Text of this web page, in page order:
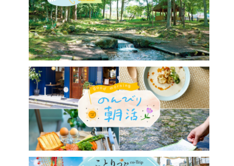
名所・旧跡 温泉・スパ その他施設 ごはん